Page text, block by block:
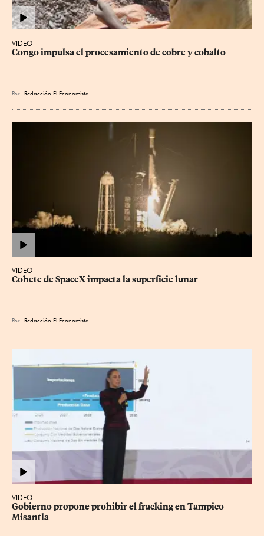
VIDEO
Congo impulsa el procesamiento de cobre y cobalto
Por Redacción El Economista
VIDEO
Cohete de SpaceX impacta la superficie lunar
Por Redacción El Economista
VIDEO
Gobierno propone prohibir el fracking en Tampico-
Misantla